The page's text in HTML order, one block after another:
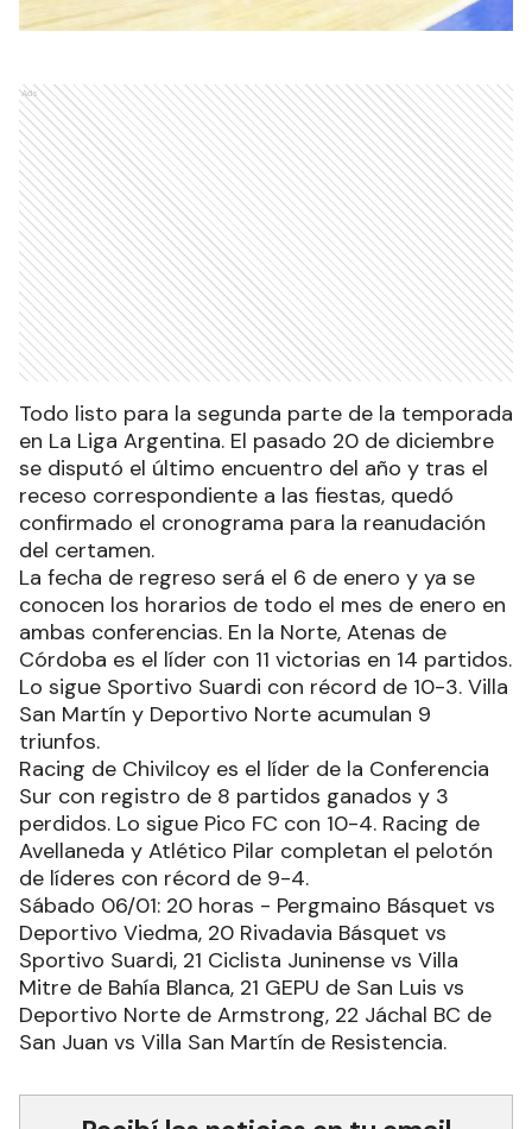
Ads
Todo listo para la segunda parte de la temporada
en La Liga Argentina. El pasado 20 de diciembre
se disputó el último encuentro del año y tras el
receso correspondiente a las fiestas, quedó
confirmado el cronograma para la reanudación
del certamen.
La fecha de regreso será el 6 de enero y ya se
conocen los horarios de todo el mes de enero en
ambas conferencias. En la Norte, Atenas de
Córdoba es el líder con 11 victorias en 14 partidos.
Lo sigue Sportivo Suardi con récord de 10-3. Villa
San Martín y Deportivo Norte acumulan 9
triunfos.
Racing de Chivilcoy es el líder de la Conferencia
Sur con registro de 8 partidos ganados y 3
perdidos. Lo sigue Pico FC con 10-4. Racing de
Avellaneda y Atlético Pilar completan el pelotón
de líderes con récord de 9-4.
Sábado 06/01: 20 horas - Pergmaino Básquet vs
Deportivo Viedma, 20 Rivadavia Básquet vs
Sportivo Suardi, 21 Ciclista Juninense vs Villa
Mitre de Bahía Blanca, 21 GEPU de San Luis vs
Deportivo Norte de Armstrong, 22 Jáchal BC de
San Juan vs Villa San Martín de Resistencia.